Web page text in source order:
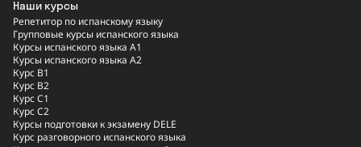
Наши курсы
Репетитор по испанскому языку
Групповые курсы испанского языка
Курсы испанского языка A1
Курсы испанского языка A2
Курс B1
Курс B2
Курс C1
Курс C2
Курсы подготовки к экзамену DELE
Курс разговорного испанского языка